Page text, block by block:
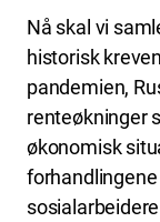
Nå skal vi
historisk
pandemien,
renteøkninger
økonomisk